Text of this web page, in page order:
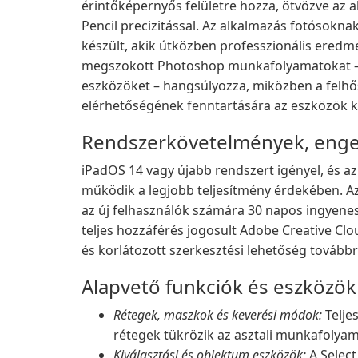
érintőképernyős felületre hozza, ötvözve az
Pencil precizitással. Az alkalmazás
készült, akik útközben professzionális
megszokott Photoshop munkafolyamatokat
eszközöket – hangsúlyozza, miközben a
elérhetőségének fenntartására az eszközök
Rendszerkövetelmények,
iPadOS 14 vagy újabb rendszert igényel, és
működik a legjobb teljesítmény érdekében.
az új felhasználók számára 30 napos
teljes hozzáférés jogosult Adobe Creative
és korlátozott szerkesztési lehetőség
Alapvető funkciók és eszközök
Rétegek, maszkok és keverési módok:
rétegek tükrözik az asztali